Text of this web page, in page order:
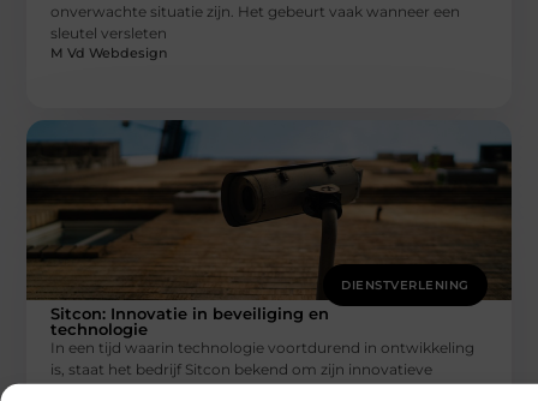
onverwachte situatie zijn. Het gebeurt vaak wanneer een
sleutel versleten
M Vd Webdesign
DIENSTVERLENING
Sitcon: Innovatie in beveiliging en
technologie
In een tijd waarin technologie voortdurend in ontwikkeling
is, staat het bedrijf Sitcon bekend om zijn innovatieve